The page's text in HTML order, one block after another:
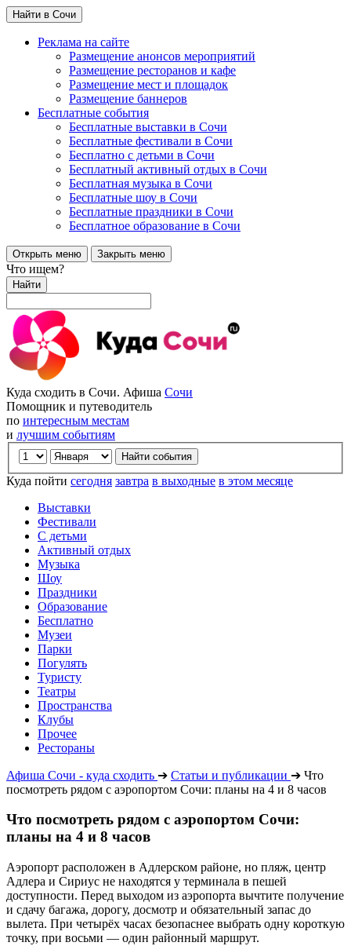
Найти в Сочи
Реклама на сайте
Размещение анонсов мероприятий
Размещение ресторанов и кафе
Размещение мест и площадок
Размещение баннеров
Бесплатные события
Бесплатные выставки в Сочи
Бесплатные фестивали в Сочи
Бесплатно с детьми в Сочи
Бесплатный активный отдых в Сочи
Бесплатная музыка в Сочи
Бесплатные шоу в Сочи
Бесплатные праздники в Сочи
Бесплатное образование в Сочи
Открыть меню Закрыть меню
Что ищем?
Найти
Куда сходить в Сочи. Афиша Сочи
Помощник и путеводитель
по интересным местам
и лучшим событиям
Куда пойти сегодня завтра в выходные в этом месяце
Выставки
Фестивали
С детьми
Активный отдых
Музыка
Шоу
Праздники
Образование
Бесплатно
Музеи
Парки
Погулять
Туристу
Театры
Пространства
Клубы
Прочее
Рестораны
Афиша Сочи - куда сходить ➔ Статьи и публикации ➔ Что
посмотреть рядом с аэропортом Сочи: планы на 4 и 8 часов
Что посмотреть рядом с аэропортом Сочи:
планы на 4 и 8 часов
Аэропорт расположен в Адлерском районе, но пляж, центр
Адлера и Сириус не находятся у терминала в пешей
доступности. Перед выходом из аэропорта вычтите получение
и сдачу багажа, дорогу, досмотр и обязательный запас до
вылета. При четырёх часах безопаснее выбрать одну короткую
точку, при восьми — один районный маршрут.